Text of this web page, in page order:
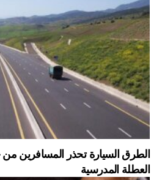
الطرق السيارة تحذر المسافرين من
العطلة المدرسية